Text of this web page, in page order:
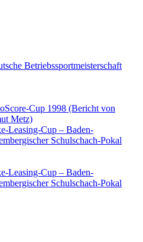
Betriebssportmeisterschaft
Cup 1998 (Bericht von
Metz)
Leasing-Cup – Baden-
Schulschach-Pokal
Leasing-Cup – Baden-
Schulschach-Pokal